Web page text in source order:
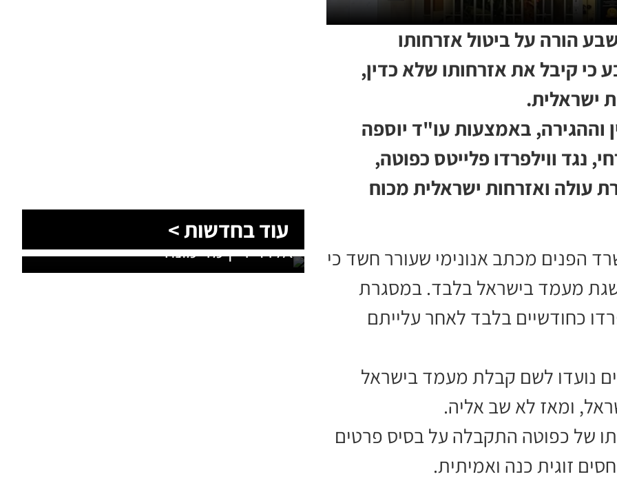
הורה על ביטול אזרחותו
קיבל את אזרחותו שלא כדין,
ישראלית.
וההגירה, באמצעות עו"ד יוספה
נגד ווילפרדו פלייטס כפוטה,
2011 וקיבל אשרת עולה ואזרחות ישראלית מכוח
2012 התקבל במשרד הפנים מכתב אנונימי שעורר חשד כי
מעמד בישראל בלבד. במסגרת
כחודשיים בלבד לאחר עלייתם
נועדו לשם קבלת מעמד בישראל
של כפוטה התקבלה על בסיס פרטים
זוגית כנה ואמיתית.
עוד בחדשות >
סוף טרגי לחיפושים: זוהתה גופתו של
אלדר דיין מדימונה